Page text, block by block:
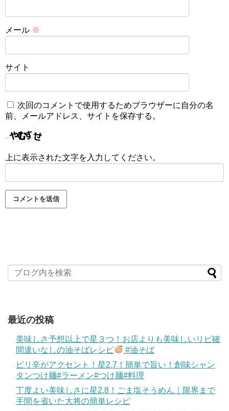
メール ※
サイト
次回のコメントで使用するためブラウザーに自分の名
前、メールアドレス、サイトを保存する。
上に表示された文字を入力してください。
最近の投稿
美味しさ予想以上で星３つ！お店よりも美味しいリピ確
間違いなしの油そばレシピ
#油そば
ピリ辛がアクセント！星2.7！簡単で旨い！創味シャン
タンつけ麺#ラーメン#つけ麺#料理
丁度よい美味しさに星2.8！ごま塩そうめん｜限界まで
手間を省いた大将の簡単レシピ